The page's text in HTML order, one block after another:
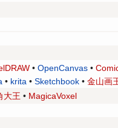
• OpenCanvas•
• krita • Sketchbook• 金山画
大王 • MagicaVoxel